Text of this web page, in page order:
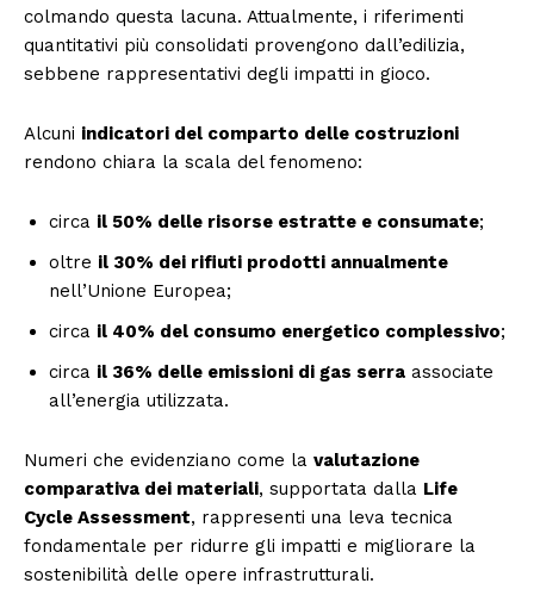
colmando questa lacuna. Attualmente, i riferimenti
quantitativi più consolidati provengono dall’edilizia,
sebbene rappresentativi degli impatti in gioco.
Alcuni indicatori del comparto delle costruzioni
rendono chiara la scala del fenomeno:
circa il 50% delle risorse estratte e consumate;
oltre il 30% dei rifiuti prodotti annualmente
nell’Unione Europea;
circa il 40% del consumo energetico complessivo;
circa il 36% delle emissioni di gas serra associate
all’energia utilizzata.
Numeri che evidenziano come la valutazione
comparativa dei materiali, supportata dalla Life
Cycle Assessment, rappresenti una leva tecnica
fondamentale per ridurre gli impatti e migliorare la
sostenibilità delle opere infrastrutturali.